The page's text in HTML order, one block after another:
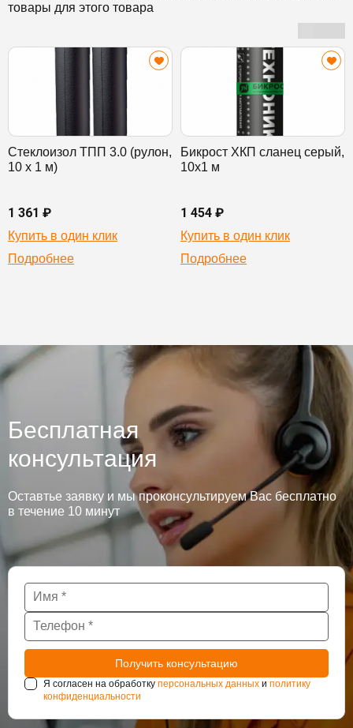
товары для этого товара
Стеклоизол ТПП 3.0 (рулон,
10 х 1 м)
1 361 ₽
Купить в один клик
Подробнее
Бикрост ХКП сланец серый,
10х1 м
1 454 ₽
Купить в один клик
Подробнее
Бесплатная
консультация
Оставтье заявку и мы проконсультируем Вас бесплатно
в течение 10 минут
Я согласен на обработку персональных данных и политику
конфиденциальности